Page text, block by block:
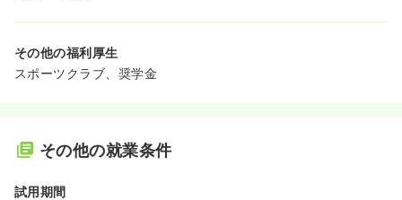
その他の福利厚生
スポーツクラブ、奨学金
その他の就業条件
試用期間